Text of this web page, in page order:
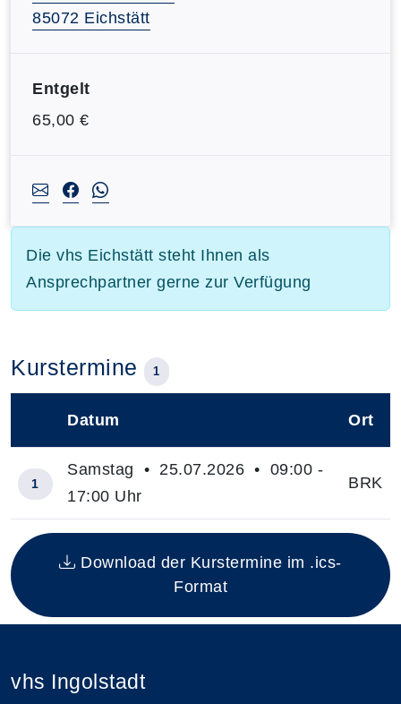
85072 Eichstätt
Entgelt
65,00 €
Die vhs Eichstätt steht Ihnen als
Ansprechpartner gerne zur Verfügung
Kurstermine 1
Insgesamt gibt es 1 Termine zum diesen Kurs
Datum Ort
1
Samstag • 25.07.2026 • 09:00 -
17:00 Uhr
BRK
Download der Kurstermine im .ics-
Format
vhs Ingolstadt